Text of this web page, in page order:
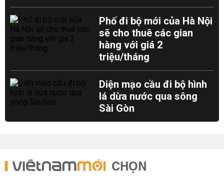
Phố đi bộ mới của Hà Nội
sẽ cho thuê các gian
hàng với giá 2
triệu/tháng
Diện mạo cầu đi bộ hình
lá dừa nước qua sông
Sài Gòn
CHỌN